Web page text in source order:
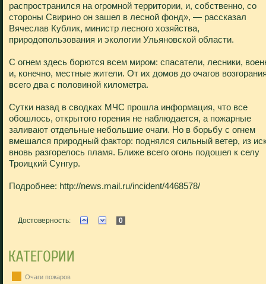
распространился на огромной территории, и, собственно, со
стороны Свирино он зашел в лесной фонд», — рассказал
Вячеслав Кублик, министр лесного хозяйства,
природопользования и экологии Ульяновской области.
C огнем здесь борются всем миром: спасатели, лесники,
и, конечно, местные жители. От их домов до очагов
всего два с половиной километра.
Сутки назад в сводках МЧС прошла информация, что все
обошлось, открытого горения не наблюдается, а пожарные
заливают отдельные небольшие очаги. Но в борьбу с огнем
вмешался природный фактор: поднялся сильный ветер, из
вновь разгорелось пламя. Ближе всего огонь подошел к селу
Троицкий Сунгур.
Подробнее: http://news.mail.ru/incident/4468578/
Достоверность: 0
Очаги пожаров